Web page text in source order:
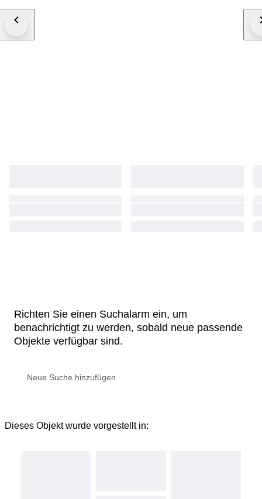
Richten Sie einen Suchalarm ein, um
benachrichtigt zu werden, sobald neue passende
Objekte verfügbar sind.
Dieses Objekt wurde vorgestellt in: